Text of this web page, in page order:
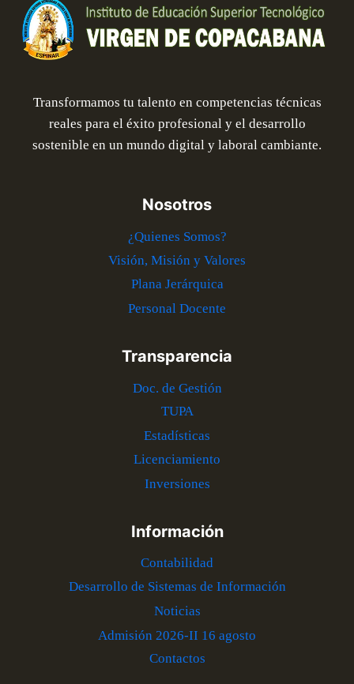
Transformamos tu talento en competencias técnicas
reales para el éxito profesional y el desarrollo
sostenible en un mundo digital y laboral cambiante.
Nosotros
¿Quienes Somos?
Visión, Misión y Valores
Plana Jerárquica
Personal Docente
Transparencia
Doc. de Gestión
TUPA
Estadísticas
Licenciamiento
Inversiones
Información
Contabilidad
Desarrollo de Sistemas de Información
Noticias
Admisión 2026-II 16 agosto
Contactos